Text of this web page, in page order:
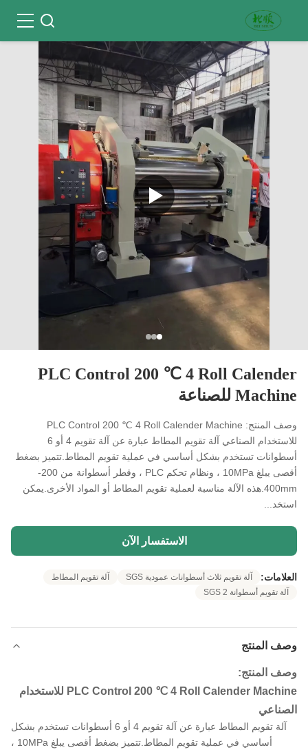
PLC Control 200 ℃ 4 Roll Calender
Machine للصناعة
وصف المنتج: PLC Control 200 ℃ 4 Roll Calender Machine
للاستخدام الصناعي آلة تقويم المطاط عبارة عن آلة تقويم 4 أو 6
أسطوانات تستخدم بشكل أساسي في عملية تقويم المطاط.تتميز بضغط
أقصى يبلغ 10MPa ، ونظام تحكم PLC ، وقطر أسطوانة من 200-
400mm.هذه الآلة مناسبة لعملية تقويم المطاط أو المواد الأخرى.يمكن
استخد...
الاستفسار الآن
العلامات: آلة تقويم ثلاث أسطوانات عمودية SGS
آلة تقويم المطاط
آلة تقويم أسطوانة SGS 2
وصف المنتج
وصف المنتج:
PLC Control 200 ℃ 4 Roll Calender Machine للاستخدام
الصناعي
آلة تقويم المطاط عبارة عن آلة تقويم 4 أو 6 أسطوانات تستخدم بشكل
أساسي في عملية تقويم المطاط.تتميز بضغط أقصى يبلغ 10MPa ،